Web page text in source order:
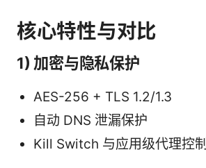
核心特性与对比
1) 加密与隐私保护
AES-256 + TLS 1.2/1.3
自动 DNS 泄漏保护
Kill Switch 与应用级代理控制